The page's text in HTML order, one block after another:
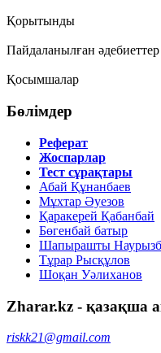
Қорытынды
Пайдаланылған әдебиеттер
Қосымшалар
Бөлімдер
Реферат
Жоспарлар
Тест сұрақтары
Абай Құнанбаев
Мұхтар Әуезов
Қаракерей Қабанбай
Бөгенбай батыр
Шапырашты
Тұрар Рысқұлов
Шоқан Уәлиханов
Zharar.kz - қазақша
riskk21@gmail.com